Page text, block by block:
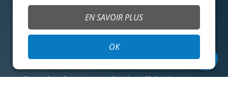
NOS AIDES À LA LOCATION
Comment ça marche ?
Récupération et rendu du véhicule
EN SAVOIR PLUS
OK